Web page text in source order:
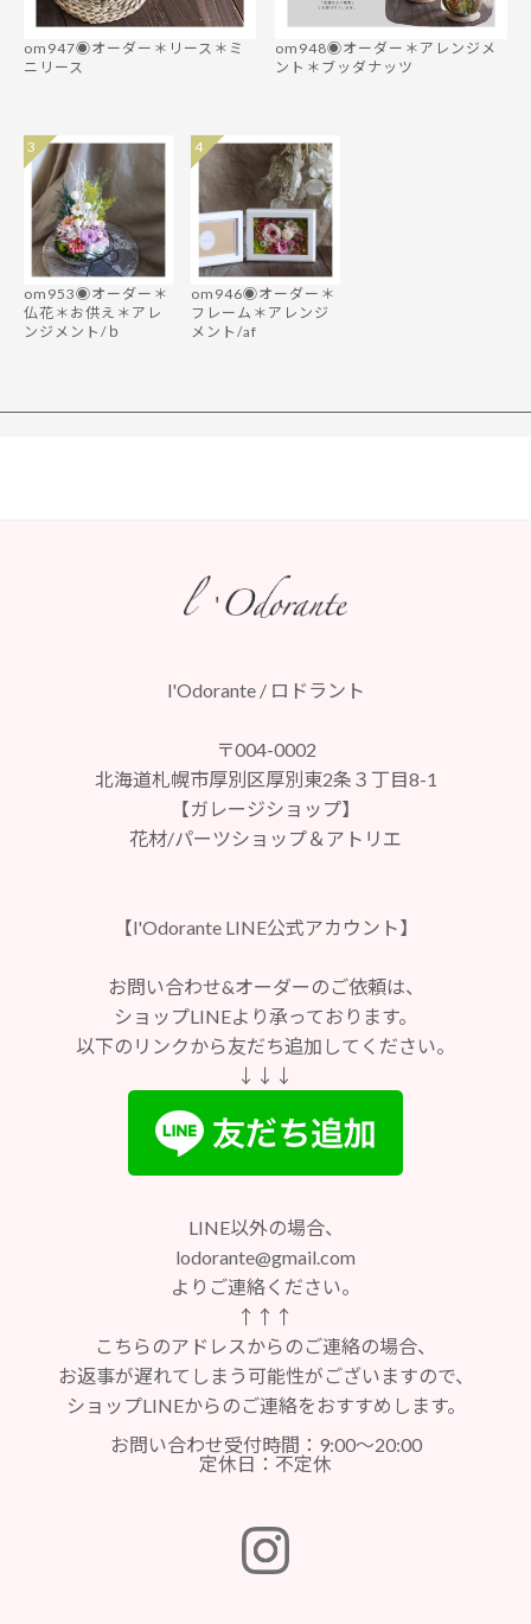
om947◉オーダー＊リース＊ミ
ニリース
om948◉オーダー＊アレンジメ
ント＊ブッダナッツ
om953◉オーダー＊
仏花＊お供え＊アレ
ンジメント/ｂ
3
om946◉オーダー＊
フレーム＊アレンジ
メント/af
4
l'Odorante / ロドラント
〒004-0002
北海道札幌市厚別区厚別東2条３丁目8-1
【ガレージショップ】
花材/パーツショップ＆アトリエ
【l'Odorante LINE公式アカウント】
お問い合わせ&オーダーのご依頼は、
ショップLINEより承っております。
以下のリンクから友だち追加してください。
↓↓↓
LINE以外の場合、
lodorante@gmail.com
よりご連絡ください。
↑↑↑
こちらのアドレスからのご連絡の場合、
お返事が遅れてしまう可能性がございますので、
ショップLINEからのご連絡をおすすめします。
お問い合わせ受付時間：9:00～20:00
定休日：不定休